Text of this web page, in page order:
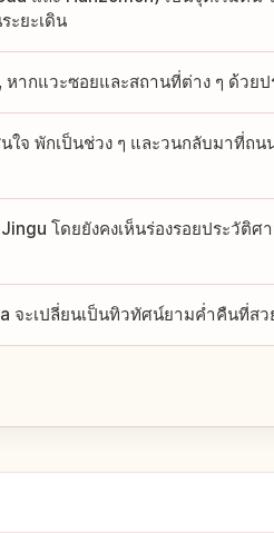
ะยะเดิน
ากแวะซอยและสถานที่ต่าง ๆ ด้วย
จ พักเป็นช่วง ๆ และวนกลับมาที่ถน
โดยยังคงเห็นร่องรอยประวัติ
จะเปลี่ยนเป็นทิวทัศน์ยามค่ำคืนที่สว